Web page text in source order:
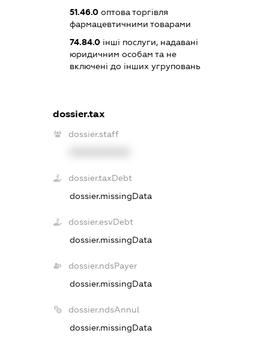
51.46.0 оптова торгівля
фармацевтичними товарами
74.84.0 інші послуги, надавані
юридичним особам та не
включені до інших угруповань
dossier.tax
dossier.staff
dossier.taxDebt
dossier.missingData
dossier.esvDebt
dossier.missingData
dossier.ndsPayer
dossier.missingData
dossier.ndsAnnul
dossier.missingData